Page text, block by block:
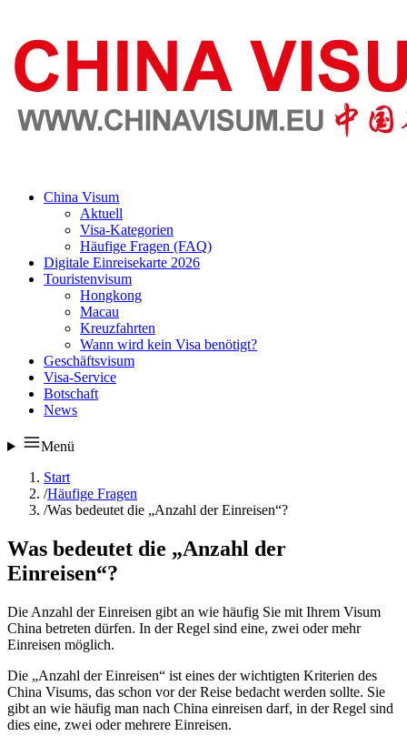
China Visum
Aktuell
Visa-Kategorien
Häufige Fragen (FAQ)
Digitale Einreisekarte 2026
Touristenvisum
Hongkong
Macau
Kreuzfahrten
Wann wird kein Visa benötigt?
Geschäftsvisum
Visa-Service
Botschaft
News
Menü
Start
/Häufige Fragen
/Was bedeutet die „Anzahl der Einreisen“?
Was bedeutet die „Anzahl der
Einreisen“?
Die Anzahl der Einreisen gibt an wie häufig Sie mit Ihrem Visum
China betreten dürfen. In der Regel sind eine, zwei oder mehr
Einreisen möglich.
Die „Anzahl der Einreisen“ ist eines der wichtigten Kriterien des
China Visums, das schon vor der Reise bedacht werden sollte. Sie
gibt an wie häufig man nach China einreisen darf, in der Regel sind
dies eine, zwei oder mehrere Einreisen.